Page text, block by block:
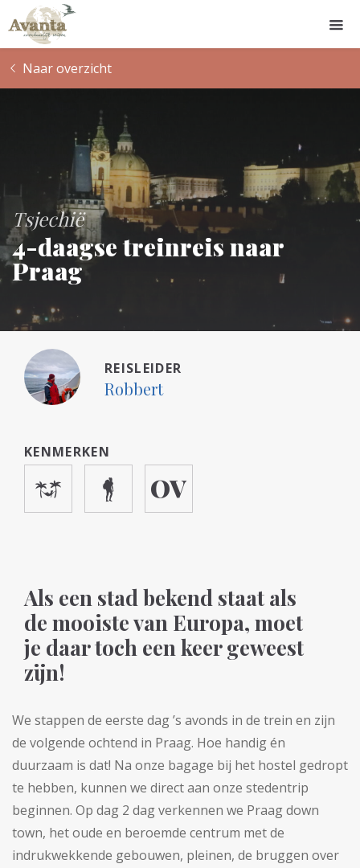
Naar overzicht
Tsjechië
4-daagse treinreis naar
Praag
REISLEIDER
Robbert
KENMERKEN
Als een stad bekend staat als
de mooiste van Europa, moet
je daar toch een keer geweest
zijn!
We stappen de eerste dag ’s avonds in de trein en zijn
de volgende ochtend in Praag. Hoe handig én
duurzaam is dat! Na onze bagage bij het hostel gedropt
te hebben, kunnen we direct aan onze stedentrip
beginnen. Op dag 2 dag verkennen we Praag down
town, het oude en beroemde centrum met de
indrukwekkende gebouwen, pleinen, de bruggen over